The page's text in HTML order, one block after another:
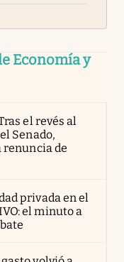
Economía y
el revés al
Senado,
renuncia de
privada en el
el minuto a